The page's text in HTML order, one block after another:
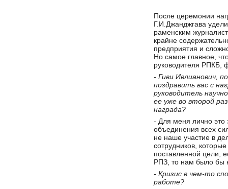
После церемонии
Г.И.Джанджгава
раменским
крайне
предприятия и
Но самое главное,
руководителя РПКБ,
- Гиви Ивлианович,
поздравить вас с
руководитель
ее уже во второй
награда?
- Для меня лично это
объединения всех
не наше участие в
сотрудников,
поставленной цели,
РПЗ, то нам было бы
- Кризис в чем-то
работе?